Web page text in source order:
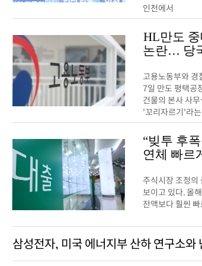
인천에서
HL만도
논란… 당
고용노동부와 경
7일 만도 평택공
건물의 본사 사
'꼬리자르기'라
“빚투 후
연체 빠르
주식시장 조정의
보이고 있다. 올
잔액보다 훨씬
삼성전자, 미국 에너지부 산하 연구소와